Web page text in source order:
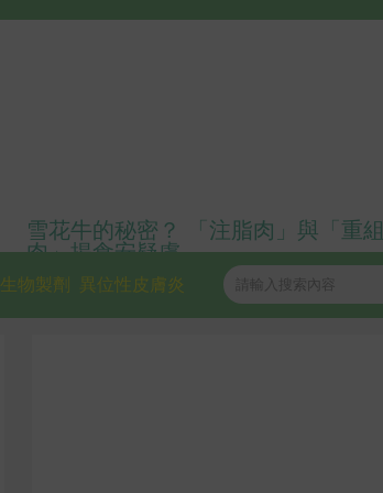
雪花牛的秘密？ 「注脂肉」與「重
肉」揭食安疑慮
異位性皮膚炎
生物製劑